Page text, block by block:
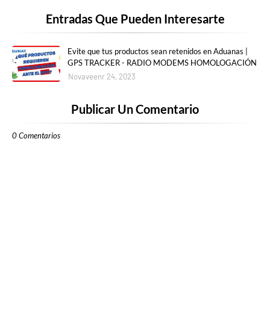
Entradas Que Pueden Interesarte
Evite que tus productos sean retenidos en Aduanas |
GPS TRACKER - RADIO MODEMS HOMOLOGACIÓN
Novaveenr 24, 2023
Publicar Un Comentario
0 Comentarios